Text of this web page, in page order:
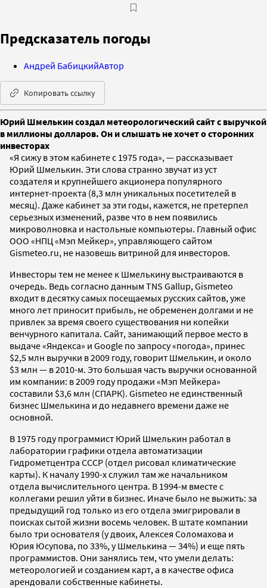
Предсказатель погоды
Андрей БабицкийАвтор
Копировать ссылку
Юрий Шмелькин создал метеорологический сайт с выручкой
в миллионы долларов. Он и слышать не хочет о сторонних
инвесторах
«Я сижу в этом кабинете с 1975 года», — рассказывает
Юрий Шмелькин. Эти слова странно звучат из уст
создателя и крупнейшего акционера популярного
интернет-проекта (8,3 млн уникальных посетителей в
месяц). Даже кабинет за эти годы, кажется, не претерпел
серьезных изменений, разве что в нем появились
микроволновка и настольные компьютеры. Главный офис
ООО «НПЦ «Мэп Мейкер», управляющего сайтом
Gismeteo.ru, не назовешь витриной для инвесторов.
Инвесторы тем не менее к Шмелькину выстраиваются в
очередь. Ведь согласно данным TNS Gallup, Gismeteo
входит в десятку самых посещаемых русских сайтов, уже
много лет приносит прибыль, не обременен долгами и не
привлек за время своего существования ни копейки
венчурного капитала. Сайт, занимающий первое место в
выдаче «Яндекса» и Google по запросу «погода», принес
$2,5 млн выручки в 2009 году, говорит Шмелькин, и около
$3 млн — в 2010-м. Это большая часть выручки основанной
им компании: в 2009 году продажи «Мэп Мейкера»
составили $3,6 млн (СПАРК). Gismeteo не единственный
бизнес Шмелькина и до недавнего времени даже не
основной.
В 1975 году программист Юрий Шмелькин работал в
лаборатории графики отдела автоматизации
Гидрометцентра СССР (отдел рисовал климатические
карты). К началу 1990-х служил там же начальником
отдела вычислительного центра. В 1994-м вместе с
коллегами решил уйти в бизнес. Иначе было не выжить: за
предыдущий год только из его отдела эмигрировали в
поисках сытой жизни восемь человек. В штате компании
было три основателя (у двоих, Алексея Соломахова и
Юрия Юсупова, по 33%, у Шмелькина — 34%) и еще пять
программистов. Они занялись тем, что умели делать:
метеорологией и созданием карт, а в качестве офиса
арендовали собственные кабинеты.